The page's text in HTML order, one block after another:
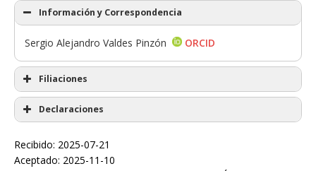
Información y Correspondencia
Sergio Alejandro Valdes Pinzón ORCID
Filiaciones
Declaraciones
Recibido: 2025-07-21
Aceptado: 2025-11-10